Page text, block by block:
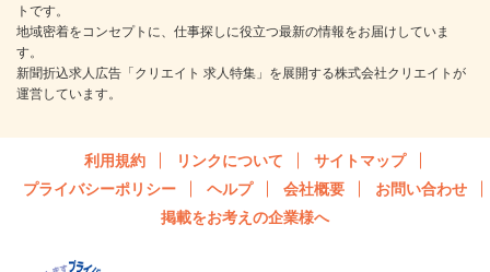
トです。
地域密着をコンセプトに、仕事探しに役立つ最新の情報をお届けしていま
す。
新聞折込求人広告「クリエイト 求人特集」を展開する株式会社クリエイトが
運営しています。
利用規約 リンクについて
サイトマップ
プライバシーポリシー
ヘルプ 会社概要
お問い合わせ
掲載をお考えの企業様へ